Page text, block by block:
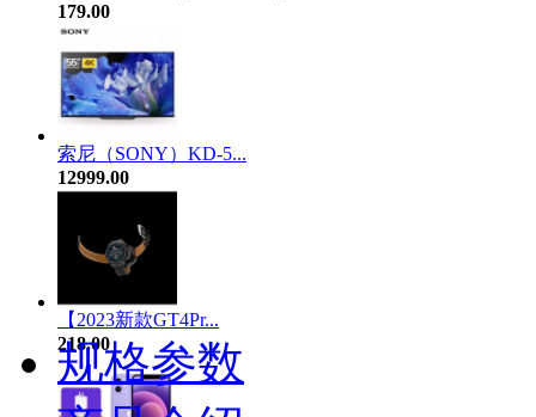
179.00
索尼（SONY）KD-5...
12999.00
【2023新款GT4Pr...
218.00
规格参数